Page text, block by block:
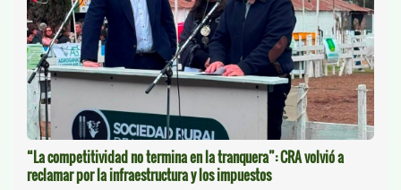
“La competitividad no termina en la tranquera”: CRA volvió a
reclamar por la infraestructura y los impuestos